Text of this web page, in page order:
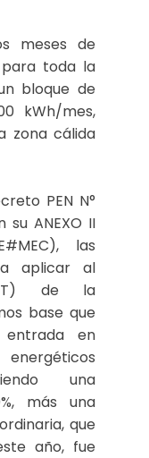
meses de
para toda la
bloque de
kWh/mes,
zona cálida
PEN N°
ANEXO II
las
a aplicar al
de la
base que
en
una
más una
que
año, fue